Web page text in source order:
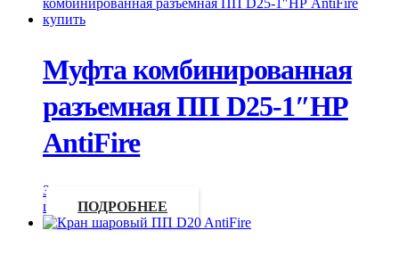
Муфта комбинированная
разъемная ПП D25-1″НР
AntiFire
Запросить
цену
ПОДРОБНЕЕ